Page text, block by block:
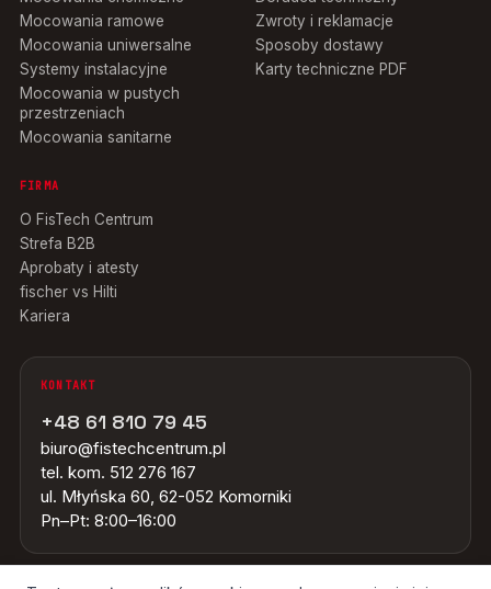
Mocowania ramowe
Mocowania uniwersalne
Systemy instalacyjne
Mocowania w pustych
przestrzeniach
Mocowania sanitarne
Zwroty i reklamacje
Sposoby dostawy
Karty techniczne PDF
FIRMA
O FisTech Centrum
Strefa B2B
Aprobaty i atesty
fischer vs Hilti
Kariera
KONTAKT
+48 61 810 79 45
biuro@fistechcentrum.pl
tel. kom. 512 276 167
ul. Młyńska 60, 62-052 Komorniki
Pn–Pt: 8:00–16:00